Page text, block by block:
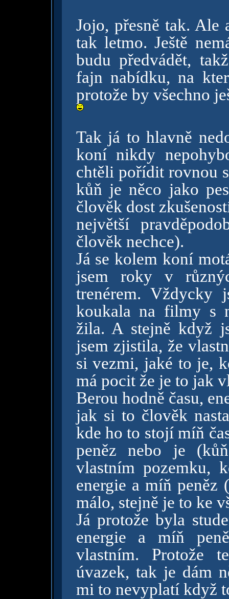
Jojo, přesně tak. Ale
tak letmo. Ještě
budu předvádět,
fajn nabídku, na
protože by všechno
Tak já to hlavně
koní nikdy
chtěli pořídit rovnou
kůň je něco jako
člověk dost
největší
člověk nechce).
Já se kolem koní
jsem roky v
trenérem. Vždycky
koukala na filmy s
žila. A stejně když
jsem zjistila, že
si vezmi, jaké to je,
má pocit že je to jak
Berou hodně času,
jak si to člověk
kde ho to stojí míň
peněz nebo je
vlastním pozemku,
energie a míň peněz
málo, stejně je to ke
Já protože byla
energie a míň
vlastním. Protože
úvazek, tak je dám
mi to nevyplatí když